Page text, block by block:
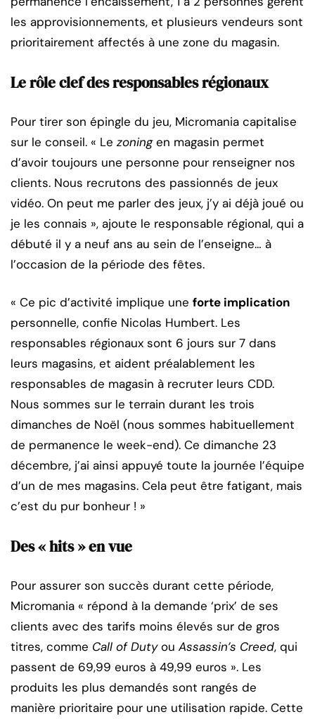
les approvisionnements, et plusieurs vendeurs sont
prioritairement affectés à une zone du magasin.
Le rôle clef des responsables régionaux
Pour tirer son épingle du jeu, Micromania capitalise
sur le conseil. « Le zoningen magasin permet
d’avoir toujours une personne pour renseigner nos
clients. Nous recrutons des passionnés de jeux
vidéo. On peut me parler des jeux, j’y ai déjà joué ou
je les connais », ajoute le responsable régional, qui a
débuté il y a neuf ans au sein de l’enseigne… à
l’occasion de la période des fêtes.
« Ce pic d’activité implique une forte implication
personnelle, confie Nicolas Humbert. Les
responsables régionaux sont 6 jours sur 7 dans
leurs magasins, et aident préalablement les
responsables de magasin à recruter leurs CDD.
Nous sommes sur le terrain durant les trois
dimanches de Noël (nous sommes habituellement
de permanence le week-end). Ce dimanche 23
décembre, j’ai ainsi appuyé toute la journée l’équipe
d’un de mes magasins. Cela peut être fatigant, mais
c’est du pur bonheur ! »
Des « hits » en vue
Pour assurer son succès durant cette période,
Micromania « répond à la demande ‘prix’ de ses
clients avec des tarifs moins élevés sur de gros
titres, comme Call of Dutyou Assassin’s Creed, qui
passent de 69,99 euros à 49,99 euros ». Les
produits les plus demandés sont rangés de
manière prioritaire pour une utilisation rapide. Cette